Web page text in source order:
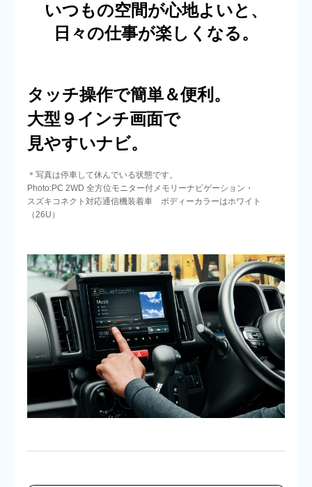
いつもの空間が心地よいと、
日々の仕事が楽しくなる。
タッチ操作で簡単＆便利。
大型９インチ画面で
見やすいナビ。
＊写真は停車して休んでいる状態です。
Photo:PC 2WD 全方位モニター付メモリーナビゲーション・
スズキコネクト対応通信機装着車 ボディーカラーはホワイト
（26U）